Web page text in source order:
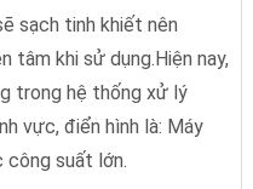
sạch tinh khiết nên
tâm khi sử dụng.Hiện nay,
trong hệ thống xử lý
vực, điển hình là: Máy
công suất lớn.